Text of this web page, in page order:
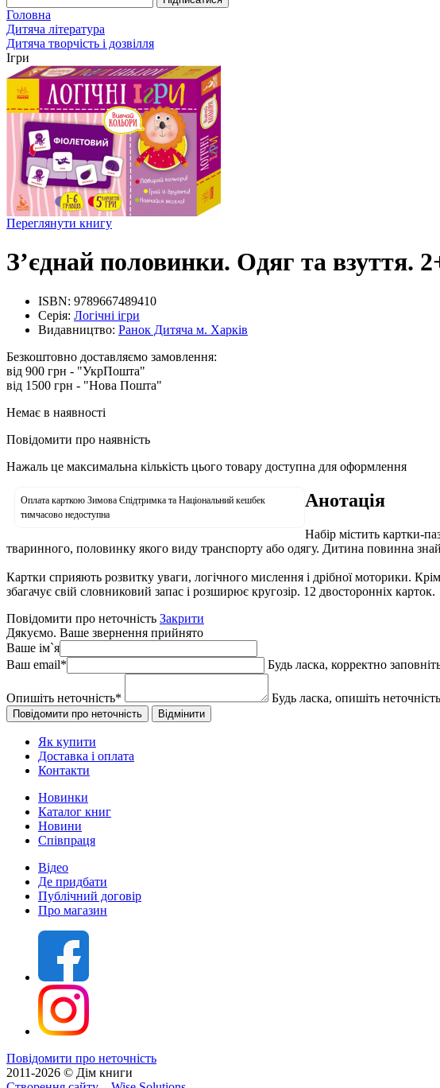
Головна
Дитяча література
Дитяча творчість і дозвілля
Ігри
Переглянути книгу
З’єднай половинки. Одяг та взуття.
ISBN: 9789667489410
Серія: Логічні ігри
Видавництво: Ранок Дитяча м. Харків
Безкоштовно доставляємо замовлення:
від 900 грн - "УкрПошта"
від 1500 грн - "Нова Пошта"
Немає в наявності
Повідомити про наявність
Нажаль це максимальна кількість цього товару доступна для оформлення
Оплата карткою Зимова Єпідтримка та Національний кешбек
тимчасово недоступна
Анотація
Набір містить картки-
тваринного, половинку якого виду транспорту або одягу. Дитина повинна
Картки сприяють розвитку уваги, логічного мислення і дрібної моторики.
збагачує свій словниковий запас і розширює кругозір. 12 двосторонніх карток.
Повідомити про неточність Закрити
Дякуємо. Ваше звернення прийнято
Ваше ім`я
Ваш email* Будь ласка, корректно
Опишіть неточність* Будь ласка, опишіть неточність
Як купити
Доставка і оплата
Контакти
Новинки
Каталог книг
Новини
Співпраця
Відео
Де придбати
Публічний договір
Про магазин
Повідомити про неточність
2011-2026 © Дім книги